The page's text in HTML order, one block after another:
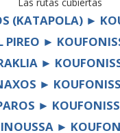
Las rutas cubiertas
(KATAPOLA) ►
PIREO ►
►
►
►
►